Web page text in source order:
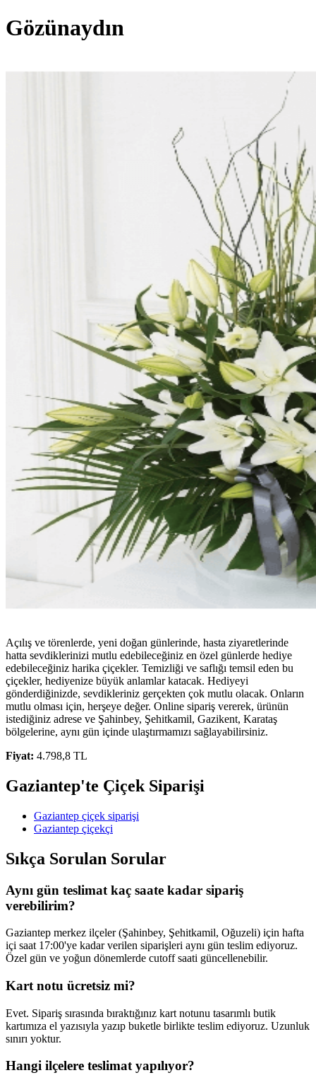
Gözünaydın
Açılış ve törenlerde, yeni doğan günlerinde, hasta ziyaretlerinde
hatta sevdiklerinizi mutlu edebileceğiniz en özel günlerde hediye
edebileceğiniz harika çiçekler. Temizliği ve saflığı temsil eden bu
çiçekler, hediyenize büyük anlamlar katacak. Hediyeyi
gönderdiğinizde, sevdikleriniz gerçekten çok mutlu olacak. Onların
mutlu olması için, herşeye değer. Online sipariş vererek, ürünün
istediğiniz adrese ve Şahinbey, Şehitkamil, Gazikent, Karataş
bölgelerine, aynı gün içinde ulaştırmamızı sağlayabilirsiniz.
Fiyat: 4.798,8 TL
Gaziantep'te Çiçek Siparişi
Gaziantep çiçek siparişi
Gaziantep çiçekçi
Sıkça Sorulan Sorular
Aynı gün teslimat kaç saate kadar sipariş
verebilirim?
Gaziantep merkez ilçeler (Şahinbey, Şehitkamil, Oğuzeli) için hafta
içi saat 17:00'ye kadar verilen siparişleri aynı gün teslim ediyoruz.
Özel gün ve yoğun dönemlerde cutoff saati güncellenebilir.
Kart notu ücretsiz mi?
Evet. Sipariş sırasında bıraktığınız kart notunu tasarımlı butik
kartımıza el yazısıyla yazıp buketle birlikte teslim ediyoruz. Uzunluk
sınırı yoktur.
Hangi ilçelere teslimat yapılıyor?